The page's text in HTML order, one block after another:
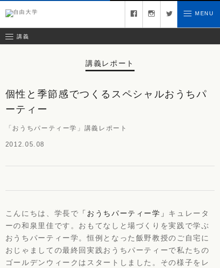
お問い合わせfacebook instagram twitter MENU
講義
講義レポート
個性と季節感でつくるスペシャルおうちパ
ーティー
「おうちパーティー学」講義レポート
2012.05.08
こんにちは、学長で 「おうちパーティー学」 キュレータ
ーの和泉里佳です。おもてなしと場づくりを実践で学ぶ
おうちパーティー学。恒例となった飯野教授のご自宅に
おじゃましての最終回実践おうちパーティーで私たちの
ゴールデンウィークはスタートしました。その様子をレ